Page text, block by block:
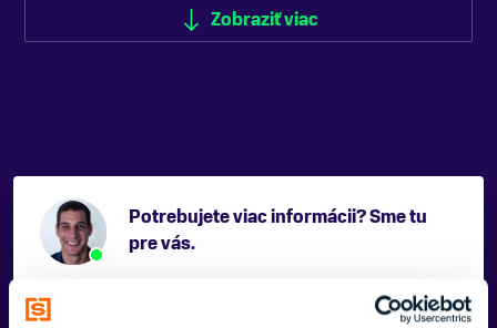
VISOR / OCHRANNÝ ŠTÍT
Zobraziť menej
Zobraziť viac
Potrebujete viac informácii? Sme tu
pre vás.
VAŠE MENO: